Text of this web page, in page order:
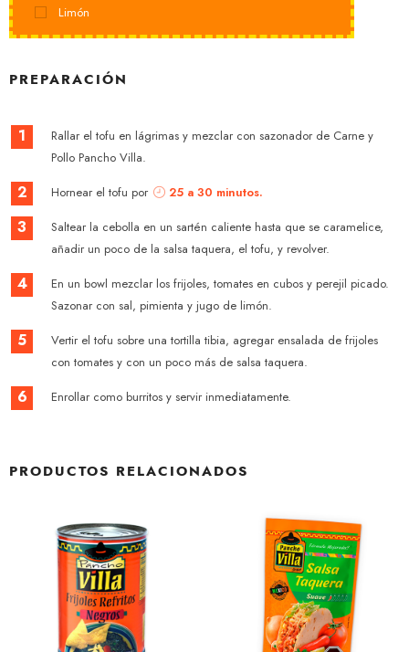
Limón
PREPARACIÓN
1
Rallar el tofu en lágrimas y mezclar con sazonador de Carne y
Pollo Pancho Villa.
2 Hornear el tofu por 25 a 30 minutos.
3
Saltear la cebolla en un sartén caliente hasta que se caramelice,
añadir un poco de la salsa taquera, el tofu, y revolver.
4
En un bowl mezclar los frijoles, tomates en cubos y perejil picado.
Sazonar con sal, pimienta y jugo de limón.
5
Vertir el tofu sobre una tortilla tibia, agregar ensalada de frijoles
con tomates y con un poco más de salsa taquera.
6 Enrollar como burritos y servir inmediatamente.
PRODUCTOS RELACIONADOS